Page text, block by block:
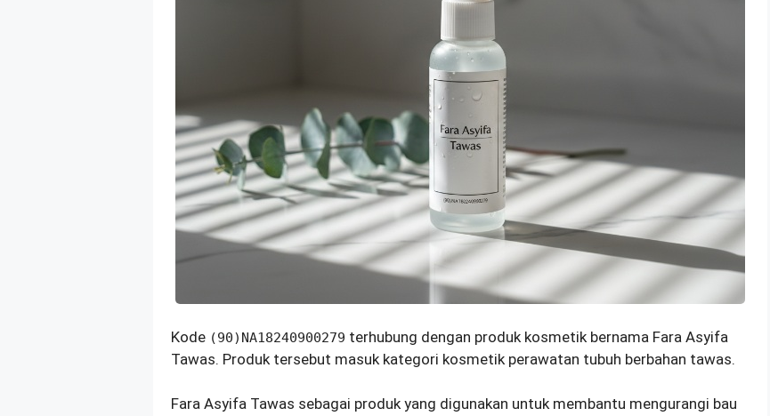
Kode (90)NA18240900279 terhubung dengan produk kosmetik bernama Fara Asyifa
Tawas. Produk tersebut masuk kategori kosmetik perawatan tubuh berbahan tawas.
Fara Asyifa Tawas sebagai produk yang digunakan untuk membantu mengurangi bau